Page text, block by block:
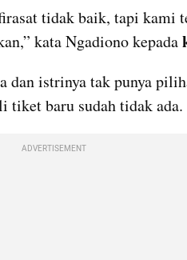
tidak baik, tapi kami
kata Ngadiono kepada
dan istrinya tak punya
tiket baru sudah tidak ada.
ADVERTISEMENT